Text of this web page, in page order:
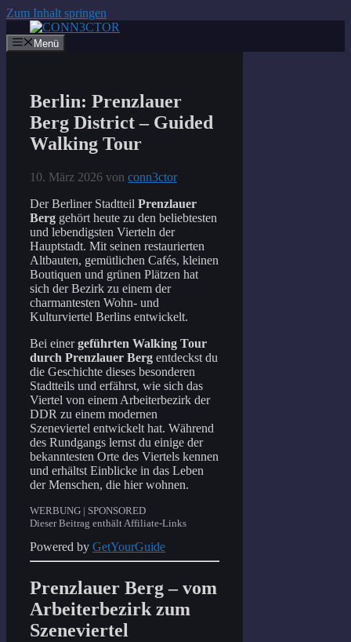
Zum Inhalt springen
Menü
Berlin: Prenzlauer
Berg District – Guided
Walking Tour
10. März 2026 von conn3ctor
Der Berliner Stadtteil Prenzlauer
Berg gehört heute zu den beliebtesten
und lebendigsten Vierteln der
Hauptstadt. Mit seinen restaurierten
Altbauten, gemütlichen Cafés, kleinen
Boutiquen und grünen Plätzen hat
sich der Bezirk zu einem der
charmantesten Wohn- und
Kulturviertel Berlins entwickelt.
Bei einergeführten Walking Tour
durch Prenzlauer Berg entdeckst du
die Geschichte dieses besonderen
Stadtteils und erfährst, wie sich das
Viertel von einem Arbeiterbezirk der
DDR zu einem modernen
Szeneviertel entwickelt hat. Während
des Rundgangs lernst du einige der
bekanntesten Orte des Viertels kennen
und erhältst Einblicke in das Leben
der Menschen, die hier wohnen.
WERBUNG | SPONSORED
Dieser Beitrag enthält Affiliate-Links
Powered by GetYourGuide
Prenzlauer Berg – vom
Arbeiterbezirk zum
Szeneviertel